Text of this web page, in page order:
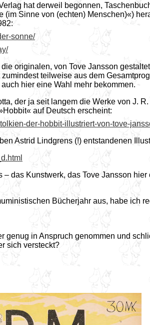
hat derweil begonnen,
(im Sinne von (echten) Menschen)«)
sonne/
originalen, von Tove Jansson
teilweise aus dem
hier eine Wahl mehr bekommen.
der ja seit langem die Werke von J.
auf Deutsch erscheint:
der-hobbit-illustriert-von-tove-
Astrid Lindgrens (!) entstandenen
das Kunstwerk, das Tove Jansson
Bücherjahr aus, habe ich
genug in Anspruch genommen und
sich versteckt?